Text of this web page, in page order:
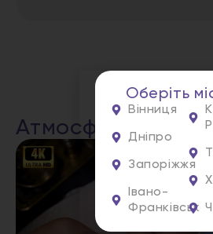
Атмосфера
Оберіть
Вінниця
Дніпро
Запоріжжя
Івано-
Франківськ